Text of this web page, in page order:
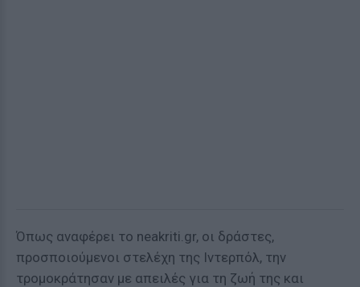
Όπως αναφέρει το neakriti.gr, oι δράστες,
προσποιούμενοι στελέχη της Ιντερπόλ, την
τρομοκράτησαν με απειλές για τη ζωή της και